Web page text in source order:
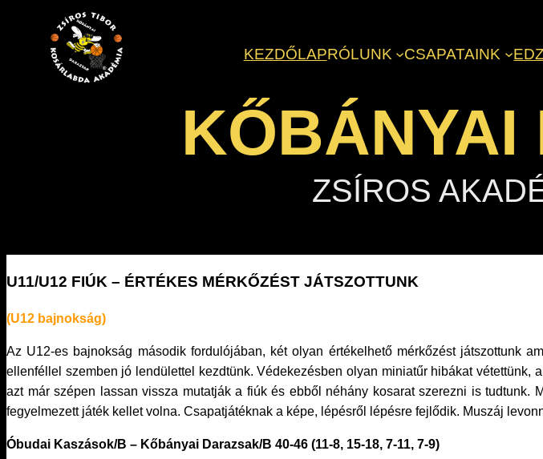
tartalomhoz
KEZDŐLAPRÓLUNK CSAPATAINK
ZSÍROS
U11/U12 FIÚK – ÉRTÉKES MÉRKŐZÉST JÁTSZOTTUNK
(U12 bajnokság)
Az U12-es bajnokság második fordulójában, két olyan értékelhető mérkőzést játszottunk
ellenféllel szemben jó lendülettel kezdtünk. Védekezésben olyan miniatűr hibákat vétettünk,
azt már szépen lassan vissza mutatják a fiúk és ebből néhány kosarat szerezni is
fegyelmezett játék kellet volna. Csapatjátéknak a képe, lépésről lépésre fejlődik. Muszáj
Óbudai Kaszások/B – Kőbányai Darazsak/B 40-46 (11-8, 15-18, 7-11, 7-9)